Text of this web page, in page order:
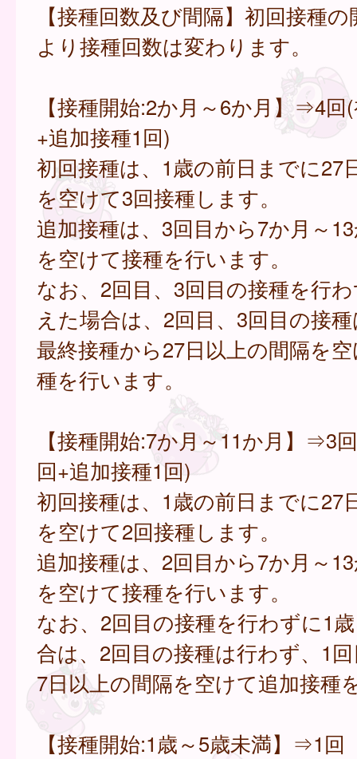
【接種回数及び間隔】初回接種
より接種回数は変わります。
【接種開始:2か月～6か月】⇒4回
+追加接種1回)
初回接種は、1歳の前日までに27
を空けて3回接種します。
追加接種は、3回目から7か月～
を空けて接種を行います。
なお、2回目、3回目の接種を行
えた場合は、2回目、3回目の接
最終接種から27日以上の間隔を
種を行います。
【接種開始:7か月～11か月】⇒3
回+追加接種1回)
初回接種は、1歳の前日までに27
を空けて2回接種します。
追加接種は、2回目から7か月～
を空けて接種を行います。
なお、2回目の接種を行わずに1
合は、2回目の接種は行わず、1
7日以上の間隔を空けて追加接種
【接種開始:1歳～5歳未満】⇒1回